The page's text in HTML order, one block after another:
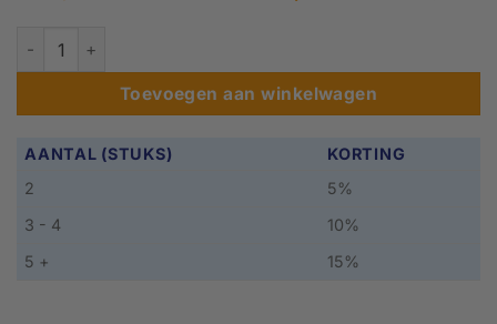
€177,00.
Verkeersdrempel 2,35 meter - 50 mm hoog - zonder
Toevoegen aan winkelwagen
AANTAL (STUKS)
KORTING
2
5%
3 - 4
10%
5 +
15%